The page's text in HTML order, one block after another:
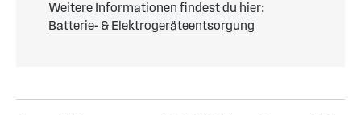
Weitere Informationen findest du hier:
Batterie- & Elektrogeräteentsorgung